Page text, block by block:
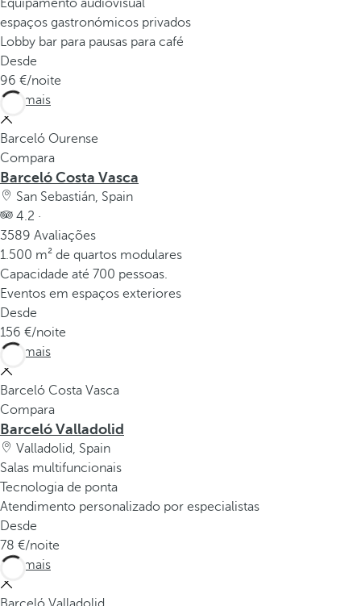
Equipamento audiovisual
espaços gastronómicos privados
Lobby bar para pausas para café
Desde
96
/noite
Ver mais
Barceló Ourense
Compara
Barceló Costa Vasca
San Sebastián, Spain
4.2 ·
3589 Avaliações
1.500 m² de quartos modulares
Capacidade até 700 pessoas.
Eventos em espaços exteriores
Desde
156
/noite
Ver mais
Barceló Costa Vasca
Compara
Barceló Valladolid
Valladolid, Spain
Salas multifuncionais
Tecnologia de ponta
Atendimento personalizado por especialistas
Desde
78
/noite
Ver mais